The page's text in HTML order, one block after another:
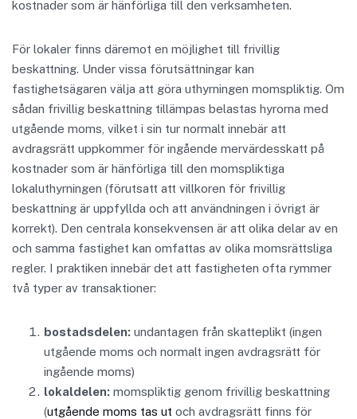
kostnader som är hänförliga till den verksamheten.
För lokaler finns däremot en möjlighet till frivillig
beskattning. Under vissa förutsättningar kan
fastighetsägaren välja att göra uthyrningen momspliktig. Om
sådan frivillig beskattning tillämpas belastas hyrorna med
utgående moms, vilket i sin tur normalt innebär att
avdragsrätt uppkommer för ingående mervärdesskatt på
kostnader som är hänförliga till den momspliktiga
lokaluthyrningen (förutsatt att villkoren för frivillig
beskattning är uppfyllda och att användningen i övrigt är
korrekt). Den centrala konsekvensen är att olika delar av en
och samma fastighet kan omfattas av olika momsrättsliga
regler. I praktiken innebär det att fastigheten ofta rymmer
två typer av transaktioner:
bostadsdelen: undantagen från skatteplikt (ingen
utgående moms och normalt ingen avdragsrätt för
ingående moms)
lokaldelen: momspliktig genom frivillig beskattning
(utgående moms tas ut och avdragsrätt finns för